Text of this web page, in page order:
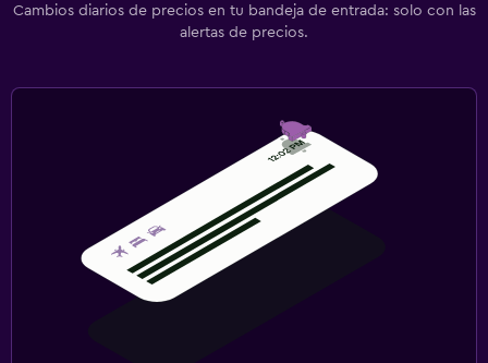
Cambios diarios de precios en tu bandeja de entrada: solo con las
alertas de precios.